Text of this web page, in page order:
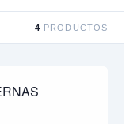
4 PRODUCTOS